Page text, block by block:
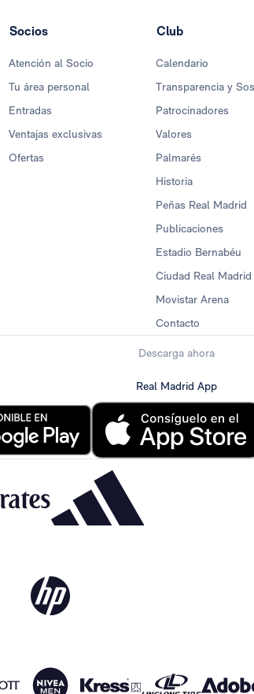
Socios
Atención al Socio
Tu área personal
Entradas
Ventajas exclusivas
Ofertas
Club
Calendario
Transparencia y
Patrocinadores
Valores
Palmarés
Historia
Peñas Real Madrid
Publicaciones
Estadio Bernabéu
Ciudad Real Madrid
Movistar Arena
Contacto
Descarga ahora
Real Madrid App